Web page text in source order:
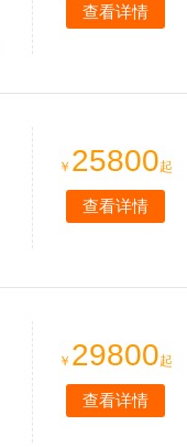
查看详情
￥ 25800起
查看详情
￥ 29800起
查看详情